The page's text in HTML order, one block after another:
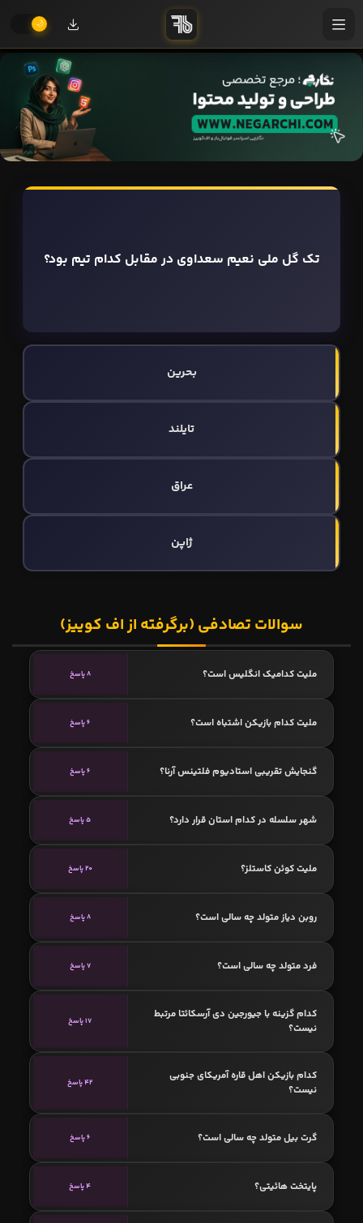
تک گل ملی نعیم سعداوی در مقابل کدام تیم بود؟
بحرین
تایلند
عراق
ژاپن
سوالات تصادفی (برگرفته از اف کوییز)
ملیت کدامیک انگلیس است؟ 8 پاسخ
ملیت کدام بازیکن اشتباه است؟ 6 پاسخ
گنجایش تقریبی استادیوم فلتینس آرنا؟ 6 پاسخ
شهر سلسله در کدام استان قرار دارد؟ 5 پاسخ
ملیت کوئن کاستلز؟ 20 پاسخ
روبن دیاز متولد چه سالی است؟ 8 پاسخ
فرد متولد چه سالی است؟ 7 پاسخ
کدام گزینه با جیورجین دی آرسکائتا مرتبط
نیست؟
17 پاسخ
کدام بازیکن اهل قاره آمریکای جنوبی
نیست؟
42 پاسخ
گرت بیل متولد چه سالی است؟ 6 پاسخ
پایتخت هائیتی؟ 4 پاسخ